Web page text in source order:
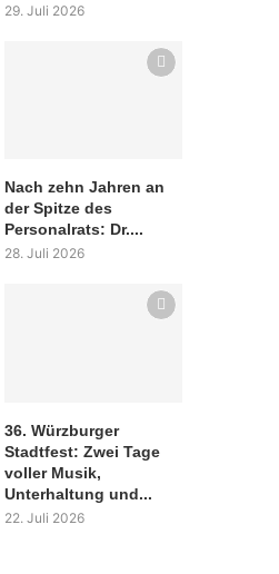
29. Juli 2026
Nach zehn Jahren an
der Spitze des
Personalrats: Dr....
28. Juli 2026
36. Würzburger
Stadtfest: Zwei Tage
voller Musik,
Unterhaltung und...
22. Juli 2026